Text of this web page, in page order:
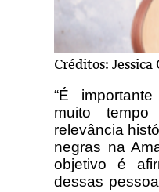
Créditos:
“É
muito
relevância
negras na
objetivo é
dessas